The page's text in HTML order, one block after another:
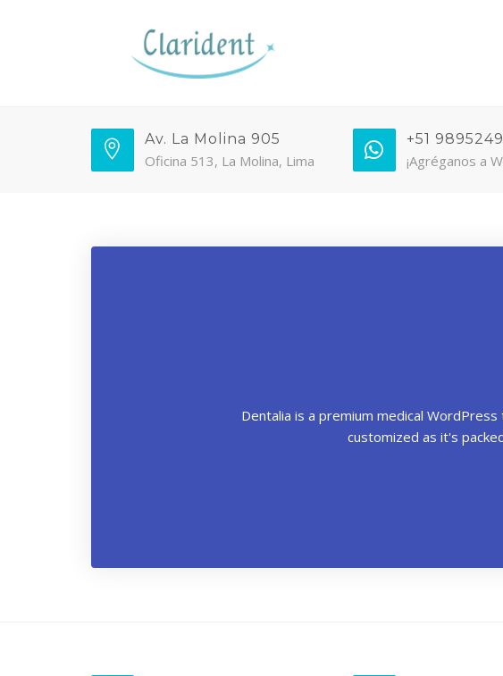
Av. La Molina 905
Oficina 513, La Molina, Lima
+51
¡Agréganos a
Dentalia is a premium medical
customized as it's